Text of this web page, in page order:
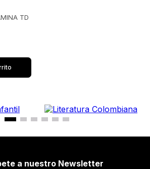
TD
a nuestro Newsletter